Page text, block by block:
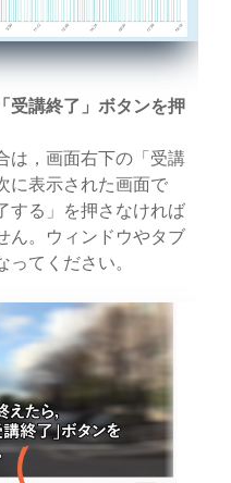
受講終了」ボタンを押
は，画面右下の「受講
に表示された画面で
する」を押さなければ
ん。ウィンドウやタブ
ってください。